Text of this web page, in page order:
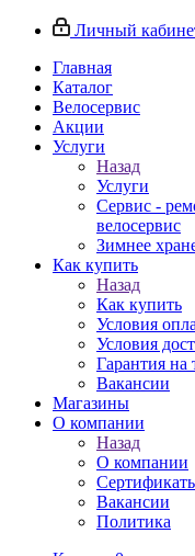
Личный
Главная
Каталог
Велосервис
Акции
Услуги
Назад
Услуги
Сервис -
велосервис
Зимнее
Как купить
Назад
Как купить
Условия
Условия
Гарантия на
Вакансии
Магазины
О компании
Назад
О компании
Вакансии
Политика